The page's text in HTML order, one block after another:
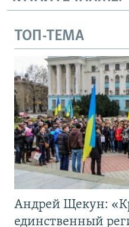
ТОП-ТЕМА
Андрей Щекун:
единственный